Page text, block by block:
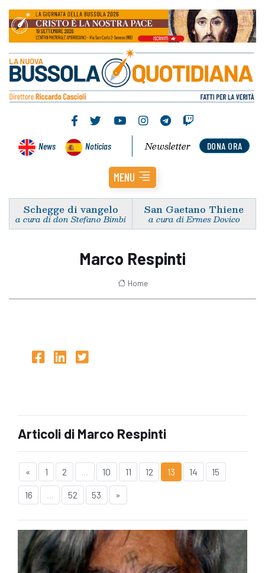
News Noticias DONA ORA
Newsletter
MENU
Schegge di vangelo
a cura di don Stefano Bimbi
San Gaetano Thiene
a cura di Ermes Dovico
Marco Respinti
Home
Articoli di Marco Respinti
« 1 2 10 11 12 13 14 15
16 ... 52 53 »